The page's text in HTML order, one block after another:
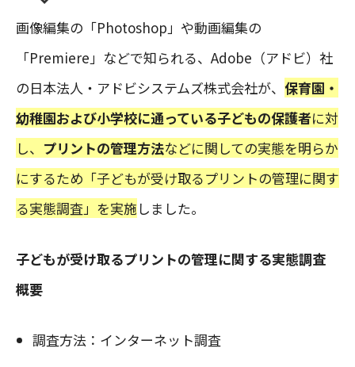
画像編集の「Photoshop」や動画編集の
「Premiere」などで知られる、Adobe（アドビ）社
の日本法人・アドビシステムズ株式会社が、 保育園・
幼稚園および小学校に通っている子どもの保護者に対
し、 プリントの管理方法などに関しての実態を明らか
にするため「子どもが受け取るプリントの管理に関す
る実態調査」を実施 しました。
子どもが受け取るプリントの管理に関する実態調査
概要
調査方法：インターネット調査